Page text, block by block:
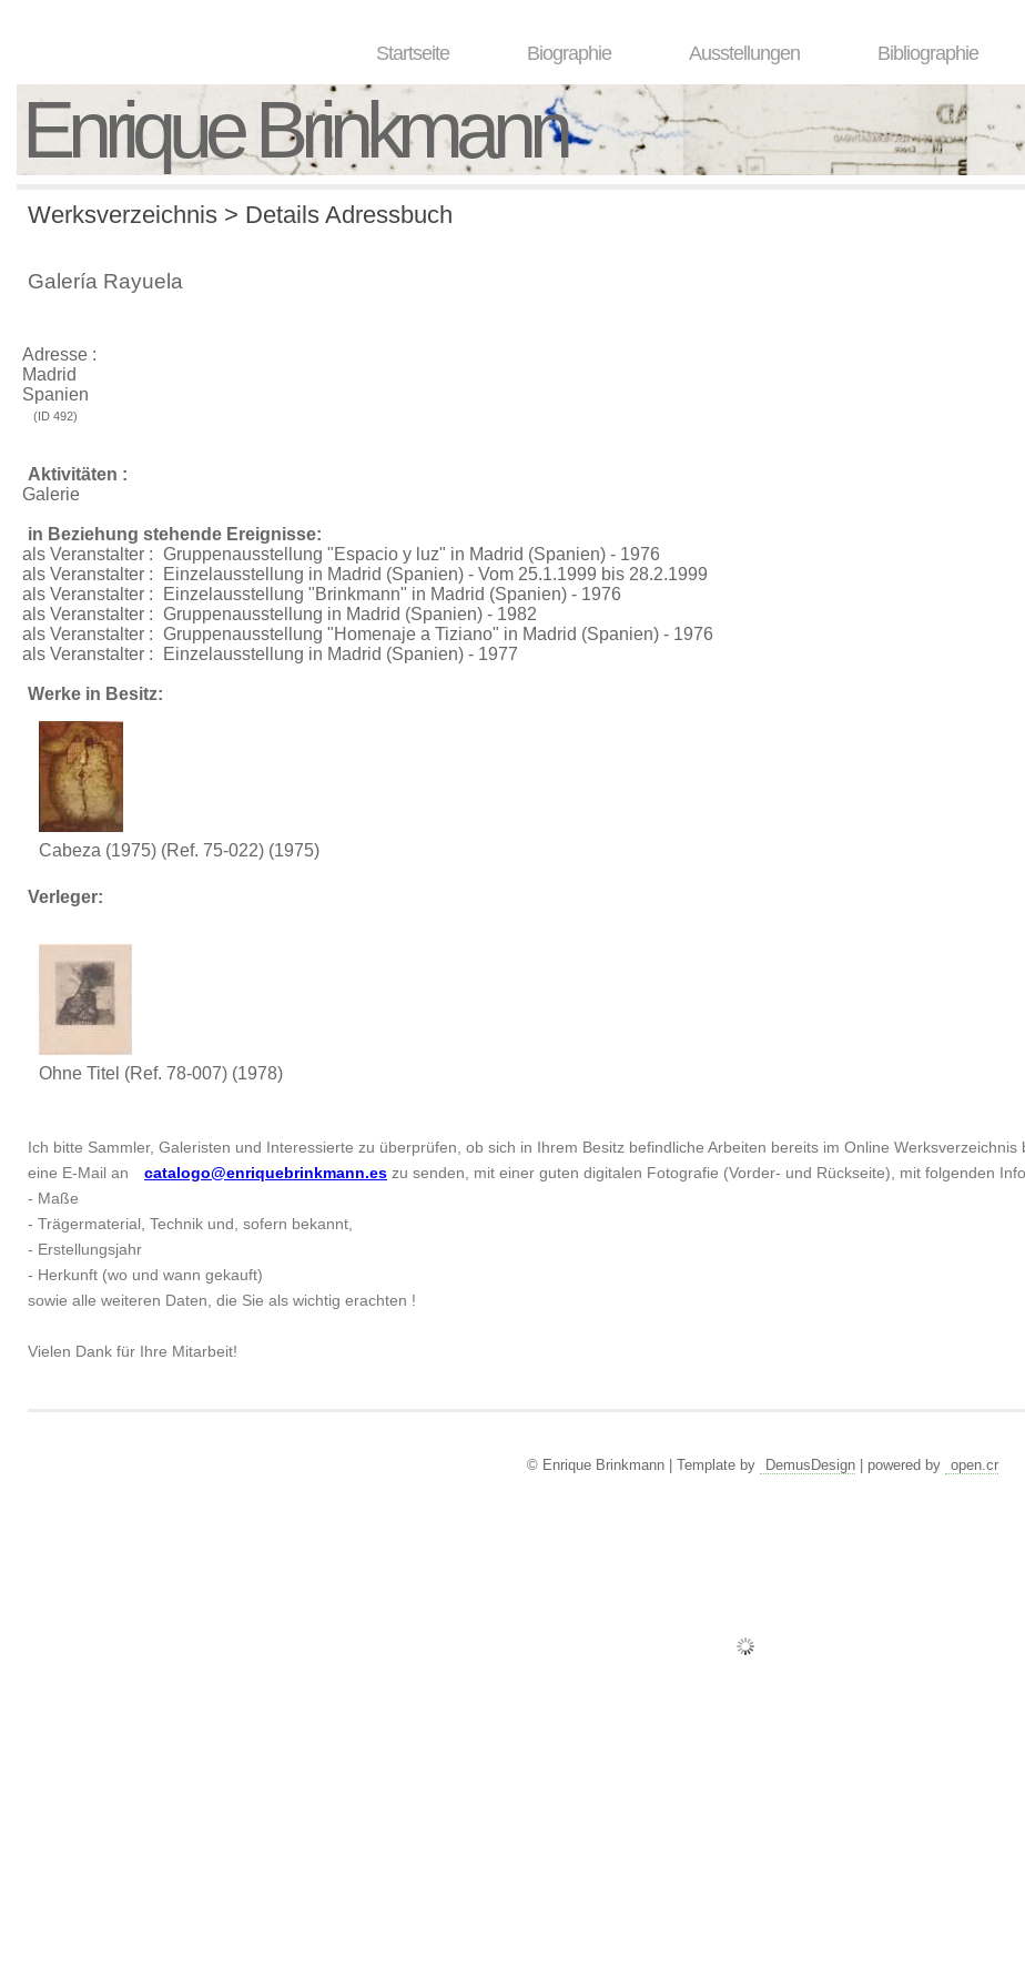
Startseite Biographie Ausstellungen Bibliographie
Enrique Brinkmann
Werksverzeichnis > Details Adressbuch
Galería Rayuela
Adresse :
Madrid
Spanien
(ID 492)
Aktivitäten :
Galerie
in Beziehung stehende Ereignisse:
als Veranstalter : Gruppenausstellung "Espacio y luz" in Madrid (Spanien) - 1976
als Veranstalter :
Einzelausstellung in Madrid (Spanien) - Vom 25.1.1999 bis 28.2.1999
als Veranstalter :
Einzelausstellung "Brinkmann" in Madrid (Spanien) - 1976
als Veranstalter : Gruppenausstellung in Madrid (Spanien) - 1982
als Veranstalter : Gruppenausstellung "Homenaje a Tiziano" in Madrid (Spanien) - 1976
als Veranstalter :
Einzelausstellung in Madrid (Spanien) - 1977
Werke in Besitz:
Cabeza (1975) (Ref. 75-022) (1975)
Verleger:
Ohne Titel (Ref. 78-007) (1978)
Ich bitte Sammler, Galeristen und Interessierte zu überprüfen, ob sich in Ihrem Besitz befindliche Arbeiten bereits im Online
eine E-Mail an
catalogo@enriquebrinkmann.es zu senden, mit einer guten digitalen Fotografie (Vorder- und Rückseite), mit folgenden
- Maße
- Trägermaterial, Technik und, sofern bekannt,
- Erstellungsjahr
- Herkunft (wo und wann gekauft)
sowie alle weiteren Daten, die Sie als wichtig erachten !
Vielen Dank für Ihre Mitarbeit!
© Enrique Brinkmann | Template by DemusDesign| powered by open.cr